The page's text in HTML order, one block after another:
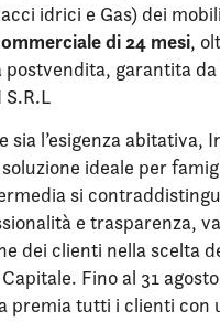
idrici e Gas) dei
di 24 mesi,
postvendita, garantita da
S.R.L
sia l’esigenza abitativa,
ideale per
si
e trasparenza,
dei clienti nella scelta
Fino al 31
premia tutti i clienti con